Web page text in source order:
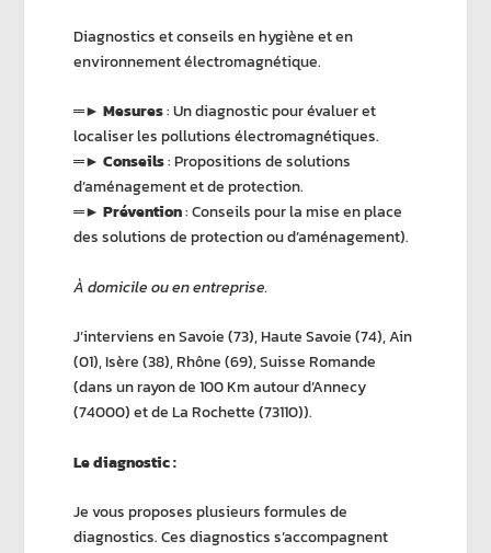
Diagnostics et conseils en hygiène et en
environnement électromagnétique.
═►Mesures: Un diagnostic pour évaluer et
localiser les pollutions électromagnétiques.
═►Conseils: Propositions de solutions
d’aménagement et de protection.
═►Prévention: Conseils pour la mise en place
des solutions de protection ou d’aménagement).
À domicile ou en entreprise.
J’interviens en Savoie (73), Haute Savoie (74), Ain
(01), Isère (38), Rhône (69), Suisse Romande
(dans un rayon de 100 Km autour d’Annecy
(74000) et de La Rochette (73110)).
Le diagnostic :
Je vous proposes plusieurs formules de
diagnostics. Ces diagnostics s’accompagnent